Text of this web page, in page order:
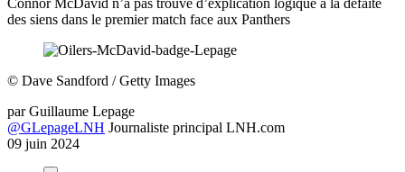
des siens dans le premier match face aux Panthers
© Dave Sandford / Getty Images
par Guillaume Lepage
@GLepageLNH Journaliste principal LNH.com
09 juin 2024